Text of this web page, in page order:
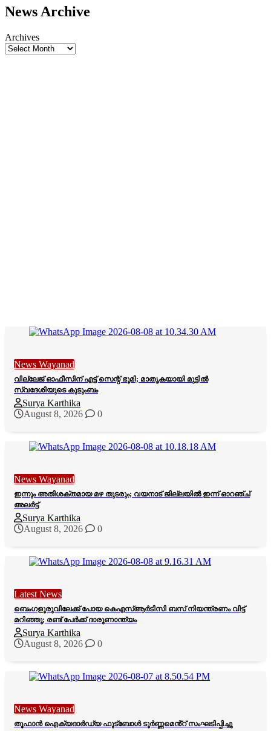
News Archive
Archives
News Wayanad
വില്ലേജ് ഓഫീസിന് എട്ട് സെന്റ് ഭൂമി; മാതൃകയായി മുട്ടിൽ
സ്വദേശിയുടെ കുടുംബം
Surya Karthika
August 8, 2026
0
News Wayanad
ഇന്നും അതിശക്തമായ മഴ തുടരും; വയനാട് ജില്ലയിൽ ഇന്ന് ഓറഞ്ച്
അലർട്ട്
Surya Karthika
August 8, 2026
0
Latest News
ബെംഗളൂരുവിലേക്ക് പോയ കെഎസ്ആർടിസി ബസ് നിയന്ത്രണം വിട്ട്
മറിഞ്ഞു; രണ്ട് പേർക്ക് ദാരുണാന്ത്യം
Surya Karthika
August 8, 2026
0
News Wayanad
തൂഫാൻ ഐക്യദാർഡ്യ ഫുട്ബോൾ ടൂർണ്ണമെൻ്റ് സംഘടിപ്പിച്ചു